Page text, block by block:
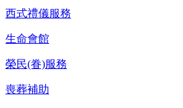
西式禮儀服務
生命會館
榮民(眷)服務
喪葬補助